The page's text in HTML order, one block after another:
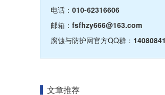
电话： 010-62316606
邮箱： fsfhzy666@163.com
腐蚀与防护网官方QQ群：
文章推荐